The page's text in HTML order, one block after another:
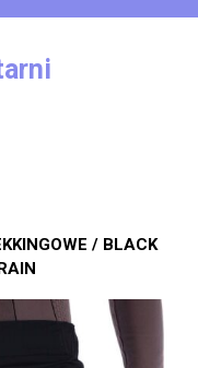
/ BLACK